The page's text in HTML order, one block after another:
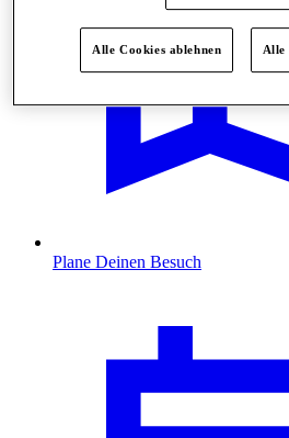
Plane Deinen Besuch
Alle Cookies ablehnen Alle